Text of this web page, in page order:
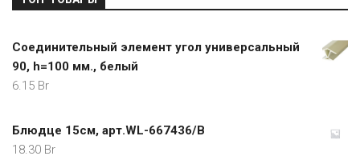
Соединительный элемент угол универсальный
90, h=100 мм., белый
6.15 Br
Блюдце 15см, арт.WL-667436/В
18.30 Br